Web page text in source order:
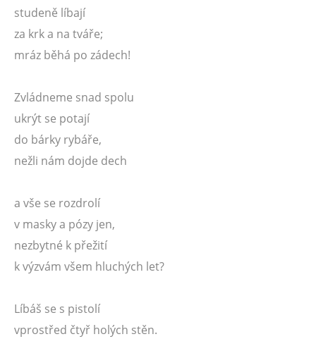
studeně líbají
za krk a na tváře;
mráz běhá po zádech!
Zvládneme snad spolu
ukrýt se potají
do bárky rybáře,
nežli nám dojde dech
a vše se rozdrolí
v masky a pózy jen,
nezbytné k přežití
k výzvám všem hluchých let?
Líbáš se s pistolí
vprostřed čtyř holých stěn.